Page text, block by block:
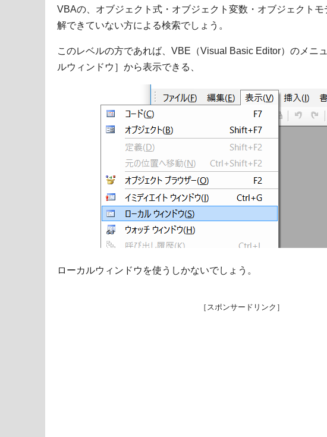
VBAの、オブジェクト式・オブジェクト変数・オブジェクト
解できていない方による検索でしょう。
このレベルの方であれば、VBE（Visual Basic Editor）のメニ
ルウィンドウ］から表示できる、
ローカルウィンドウを使うしかないでしょう。
［スポンサードリンク］